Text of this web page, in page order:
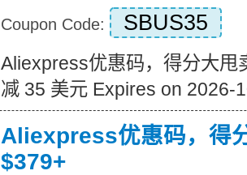
Coupon Code: SBUS35
Aliexpress优惠码，得分大甩
减 35 美元 Expires on 2026-
Aliexpress优惠码，得
$379+